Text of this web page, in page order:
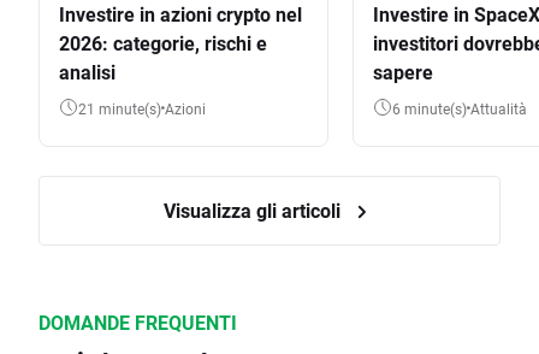
Investire in azioni crypto nel
2026: categorie, rischi e
analisi
21 minute(s) Azioni
Investire in
investitori
sapere
6 minute(s) Attualità
Visualizza gli articoli
DOMANDE FREQUENTI